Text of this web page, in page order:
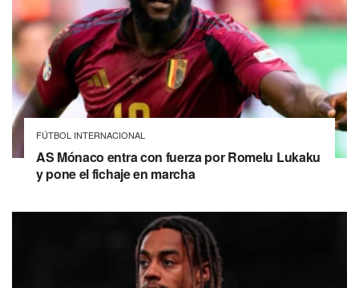
FÚTBOL INTERNACIONAL
AS Mónaco entra con fuerza por Romelu Lukaku
y pone el fichaje en marcha